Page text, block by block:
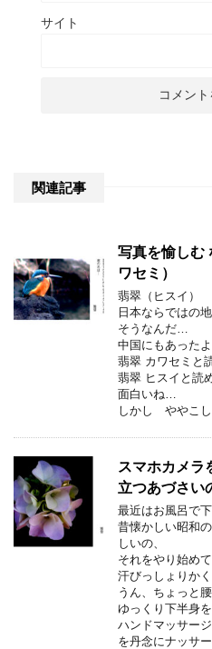
サイト
関連記事
写真を愉しむ
ワセミ）
翡翠（ヒスイ）
日本ならではの
そうなんだ…
中国にもあった
翡翠 カワセミと
翡翠 ヒスイと読
面白いね…
しかし ややこ
スマホカメラ
立つあづさい
最近はお風呂で
昔懐かしい昭和
しいの、
それをやり始め
汗びっしょりか
うん、ちょっと
ゆっくり下半身を
ハンドマッサー
を丹念にナッサ